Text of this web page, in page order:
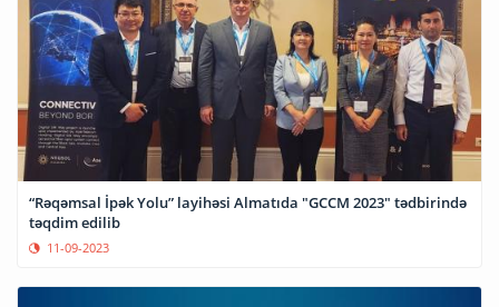
“Rəqəmsal İpək Yolu” layihəsi Almatıda "GCCM 2023" tədbirində
təqdim edilib
11-09-2023